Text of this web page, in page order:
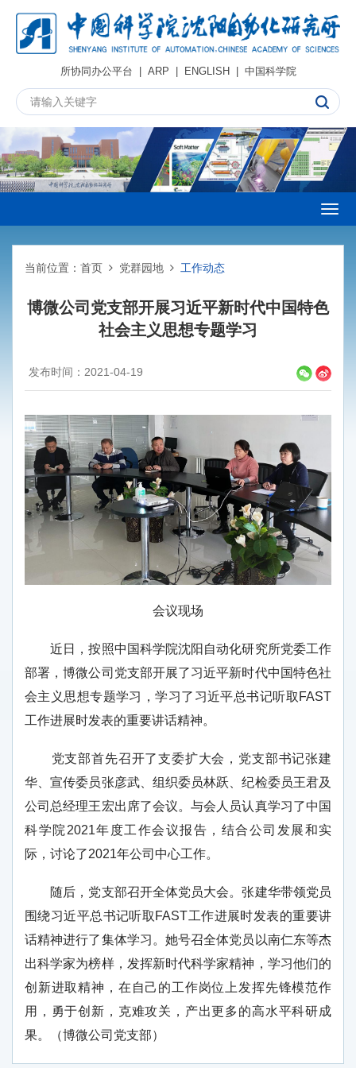
所协同办公平台 | ARP | ENGLISH| 中国科学院
当前位置： 首页 党群园地 工作动态
博微公司党支部开展习近平新时代中国特色
社会主义思想专题学习
发布时间：2021-04-19
会议现场
近日，按照中国科学院沈阳自动化研究所党委工作
部署，博微公司党支部开展了习近平新时代中国特色社
会主义思想专题学习，学习了习近平总书记听取FAST
工作进展时发表的重要讲话精神。
党支部首先召开了支委扩大会，党支部书记张建
华、宣传委员张彦武、组织委员林跃、纪检委员王君及
公司总经理王宏出席了会议。与会人员认真学习了中国
科学院2021年度工作会议报告，结合公司发展和实
际，讨论了2021年公司中心工作。
随后，党支部召开全体党员大会。张建华带领党员
围绕习近平总书记听取FAST工作进展时发表的重要讲
话精神进行了集体学习。她号召全体党员以南仁东等杰
出科学家为榜样，发挥新时代科学家精神，学习他们的
创新进取精神，在自己的工作岗位上发挥先锋模范作
用，勇于创新，克难攻关，产出更多的高水平科研成
果。（博微公司党支部）